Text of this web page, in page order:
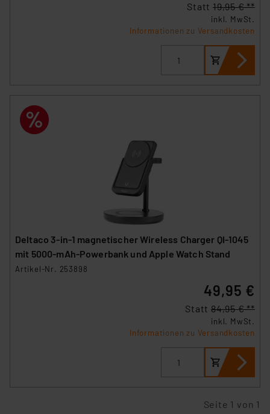
Statt 19,95 € **
inkl. MwSt.
Informationen zu Versandkosten
Deltaco 3-in-1 magnetischer Wireless Charger QI-1045
mit 5000-mAh-Powerbank und Apple Watch Stand
Artikel-Nr. 253898
49,95 €
Statt 84,95 € **
inkl. MwSt.
Informationen zu Versandkosten
Seite 1 von 1